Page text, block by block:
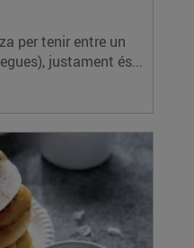
per tenir entre un
justament és...